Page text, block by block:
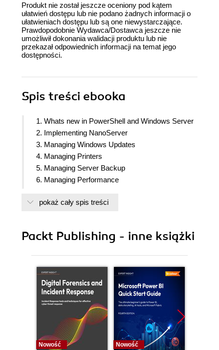
Produkt nie został jeszcze oceniony pod kątem
ułatwień dostępu lub nie podano żadnych informacji o
ułatwieniach dostępu lub są one niewystarczające.
Prawdopodobnie Wydawca/Dostawca jeszcze nie
umożliwił dokonania walidacji produktu lub nie
przekazał odpowiednich informacji na temat jego
dostępności.
Spis treści ebooka
1. Whats new in PowerShell and Windows Server
2. Implementing NanoServer
3. Managing Windows Updates
4. Managing Printers
5. Managing Server Backup
6. Managing Performance
8. Managing Windows Network Services
11. Managing Hyper-V
pokaż cały spis treści
Packt Publishing - inne książki
Nowość
Nowość